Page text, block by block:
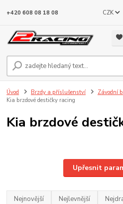
CZK
+420 608 08 18 08
Úvod Brzdy a příslušenství
Závodní
Kia brzdové destičky racing
Kia brzdové
Upřesnit
Nejnovější Nejlevnější